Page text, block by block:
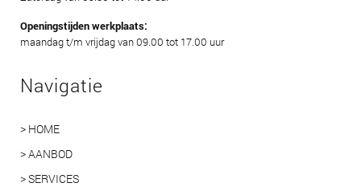
Openingstijden werkplaats:
maandag t/m vrijdag van 09.00 tot 17.00 uur
Navigatie
> HOME
> AANBOD
> SERVICES